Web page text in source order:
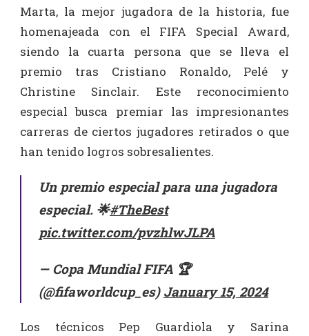
Marta, la mejor jugadora de la historia, fue
homenajeada con el FIFA Special Award,
siendo la cuarta persona que se lleva el
premio tras Cristiano Ronaldo, Pelé y
Christine Sinclair. Este reconocimiento
especial busca premiar las impresionantes
carreras de ciertos jugadores retirados o que
han tenido logros sobresalientes.
Un premio especial para una jugadora
especial. 🌟#TheBest
pic.twitter.com/pvzhlwJLPA
— Copa Mundial FIFA 🏆
(@fifaworldcup_es) January 15, 2024
Los técnicos Pep Guardiola y Sarina